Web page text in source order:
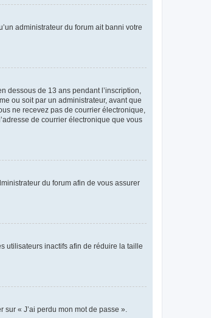
administrateur du forum ait banni votre
dessous de 13 ans pendant l’inscription,
ou soit par un administrateur, avant que
ne recevez pas de courrier électronique,
de courrier électronique que vous
du forum afin de vous assurer
utilisateurs inactifs afin de réduire la taille
« J’ai perdu mon mot de passe ».